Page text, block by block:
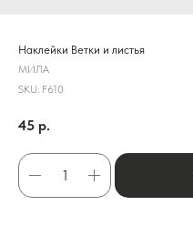
Наклейки Ветки и листья
МИЛА
SKU: F610
45 р.